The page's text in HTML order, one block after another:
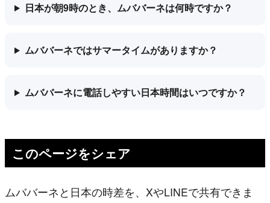
日本が朝9時のとき、ムババーネは何時ですか？
ムババーネではサマータイムがありますか？
ムババーネに電話しやすい日本時間はいつですか？
このページをシェア
ムババーネと日本の時差を、XやLINEで共有できま